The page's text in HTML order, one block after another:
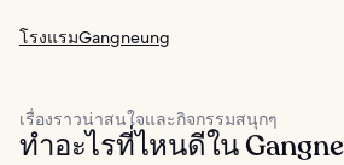
โรงแรมGangneung
เรื่องราวน่าสนใจและกิจกรรมสนุกๆ
ทำอะไรที่ไหนดีใน